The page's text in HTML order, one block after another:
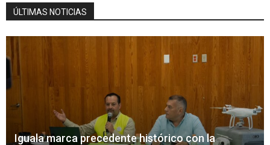
ÚLTIMAS NOTICIAS
Iguala marca precedente histórico con la